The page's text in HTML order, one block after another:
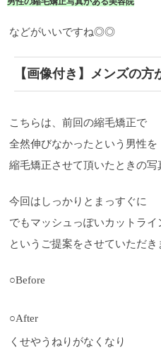
などがいいですね◎◎
【画像付き】メンズの
こちらは、前回の縮毛矯正で
全然伸びなかったという男性を
縮毛矯正させて頂いたときの写
今回はしっかりとまっすぐに
でもマッシュっぽいカットライ
というご提案をさせていただ
○Before
○After
くせやうねりがなくなり